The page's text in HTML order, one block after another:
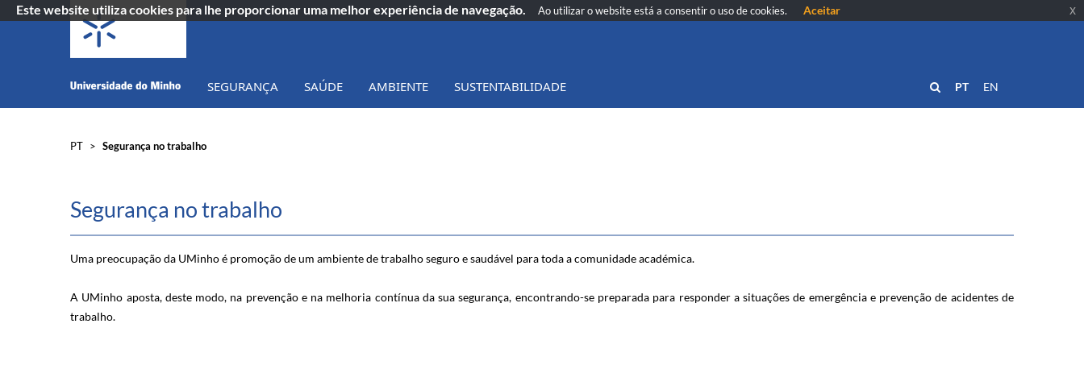
SEGURANÇA SAÚDE AMBIENTE SUSTENTABILIDADE EN
PT
PT > Segurança no trabalho
Segurança no trabalho
​​Uma preocupação da UMinho é promoção de um ambiente de trabalho seguro e saudável para toda a comunidade académica.
A UMinho aposta, deste modo, na preve​nção e na melhoria contínua da sua ​segurança, encontrando-se preparada para responder a situações de emergência e prevenç​​ão de​ ac​identes de
trabalho. ​​
Este website utiliza cookies para lhe proporcionar uma melhor experiência de navegação. Ao utilizar o website está a consentir o uso de cookies. Aceitar x